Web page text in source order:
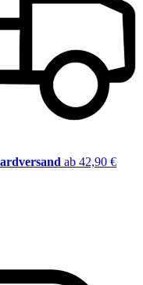
ab 42,90 €